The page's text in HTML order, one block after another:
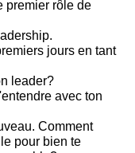
premier rôle de
jours en tant
leader?
avec ton
Comment
pour bien te